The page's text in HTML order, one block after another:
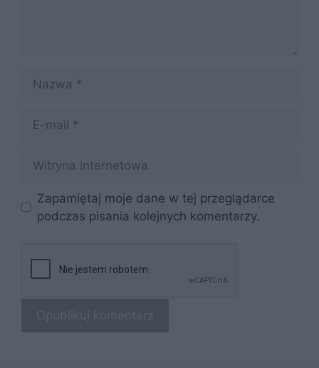
mail
internetowa
Zapamiętaj moje dane w tej przeglądarce
podczas pisania kolejnych komentarzy.